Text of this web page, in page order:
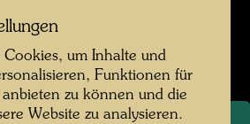
öffnen
Cookies, um Inhalte und
Funktionen für
zu können und die
Website zu analysieren.